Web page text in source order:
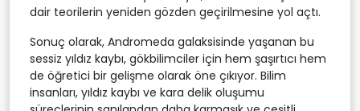
dair teorilerin yeniden gözden geçirilmesine yol açtı.
Sonuç olarak, Andromeda galaksisinde yaşanan bu
sessiz yıldız kaybı, gökbilimciler için hem şaşırtıcı hem
de öğretici bir gelişme olarak öne çıkıyor. Bilim
insanları, yıldız kaybı ve kara delik oluşumu